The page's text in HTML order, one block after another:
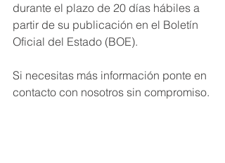
durante el plazo de 20 días hábiles a
partir de su publicación en el Boletín
Oficial del Estado (BOE).
Si necesitas más información ponte en
contacto con nosotros sin compromiso.